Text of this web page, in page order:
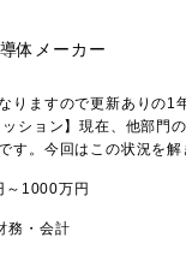
ス製造技術の開発を推進
術の開発に挑み、宇宙
す。新たな価値を創造
う。
体メーカー
りますので更新ありの1
ション】現在、他部門
す。今回はこの状況を
クラスでの採用を予定し
としてより専門性を発揮
務内容】※スキル・経験
す。■財務会計処理（単
～1000万円
務・会計